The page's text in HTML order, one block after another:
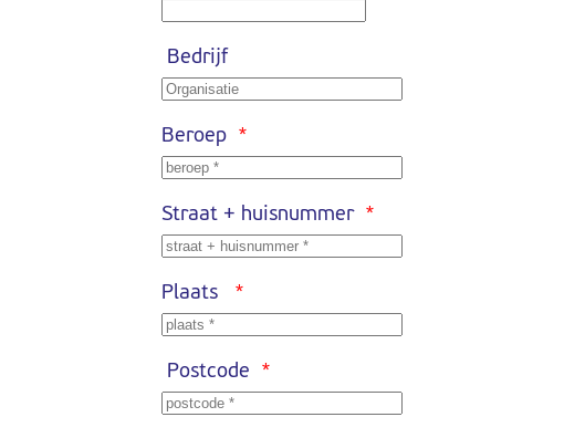
Bedrijf
Beroep *
Straat + huisnummer *
Plaats *
Postcode *